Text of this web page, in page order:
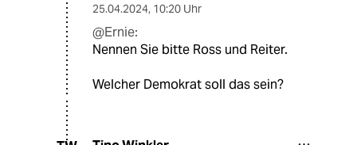
25.04.2024, 10:20 Uhr
@Ernie:
Nennen Sie bitte Ross und Reiter.
Welcher Demokrat soll das sein?